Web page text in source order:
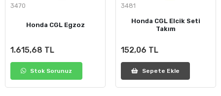
3470
Honda CGL Egzoz
1.615,68 TL
Stok Sorunuz
3481
Honda CGL Elcik Seti
Takım
152,06 TL
Sepete Ekle